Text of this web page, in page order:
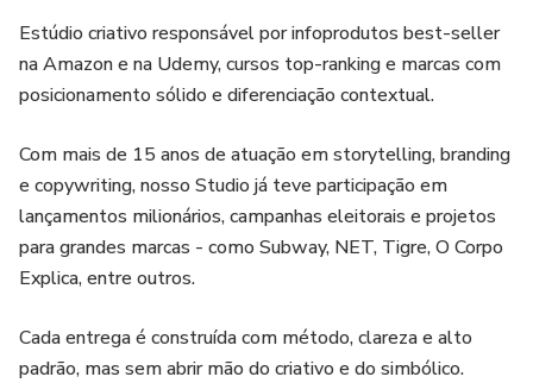
Preserve sua introversão e prospere com o Marketing
Estúdio criativo responsável por infoprodutos best-seller
na Amazon e na Udemy, cursos top-ranking e marcas com
posicionamento sólido e diferenciação contextual.
Com mais de 15 anos de atuação em storytelling, branding
e copywriting, nosso Studio já teve participação em
lançamentos milionários, campanhas eleitorais e projetos
para grandes marcas - como Subway, NET, Tigre, O Corpo
Explica, entre outros.
Cada entrega é construída com método, clareza e alto
padrão, mas sem abrir mão do criativo e do simbólico.